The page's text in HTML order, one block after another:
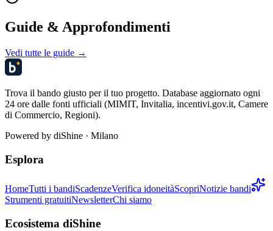
Guide & Approfondimenti
Vedi tutte le guide →
Trova il bando giusto per il tuo progetto. Database aggiornato ogni
24 ore dalle fonti ufficiali (MIMIT, Invitalia, incentivi.gov.it, Camere
di Commercio, Regioni).
Powered by diShine · Milano
Esplora
HomeTutti i bandiScadenzeVerifica idoneitàScopriNotizie bandi
Strumenti gratuitiNewsletterChi siamo
Ecosistema diShine